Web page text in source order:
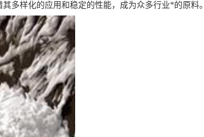
多样化的应用和稳定的性能，成为众多行业*的原料。